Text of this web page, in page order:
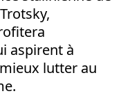
aspirent à
lutter au